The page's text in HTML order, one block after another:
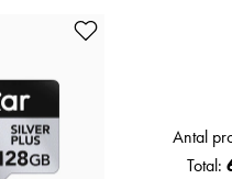
Antal
Total: